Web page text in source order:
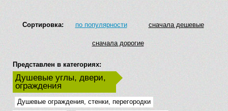
Сортировка: по популярности сначала дешевые
сначала дорогие
Представлен в категориях:
Душевые углы, двери,
ограждения
Душевые ограждения, стенки, перегородки